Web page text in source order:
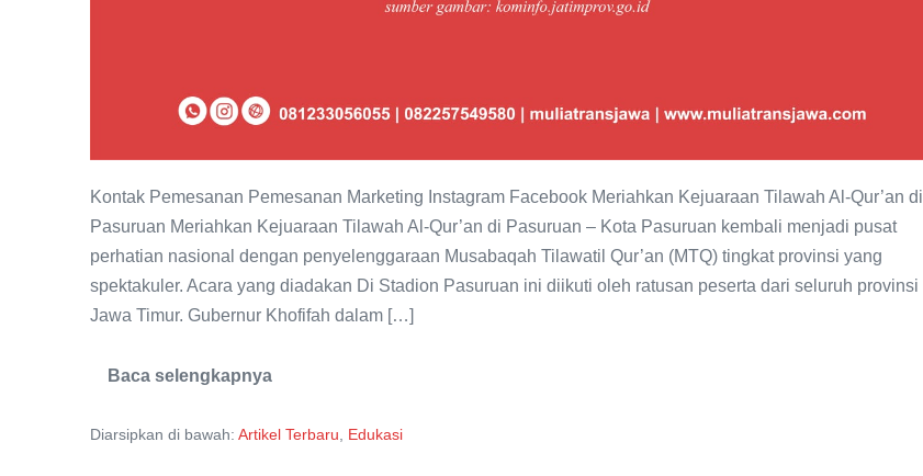
Kontak Pemesanan Pemesanan Marketing Instagram Facebook Meriahkan Kejuaraan Tilawah Al-Qur’an di
Pasuruan Meriahkan Kejuaraan Tilawah Al-Qur’an di Pasuruan – Kota Pasuruan kembali menjadi pusat
perhatian nasional dengan penyelenggaraan Musabaqah Tilawatil Qur’an (MTQ) tingkat provinsi yang
spektakuler. Acara yang diadakan Di Stadion Pasuruan ini diikuti oleh ratusan peserta dari seluruh provinsi
Jawa Timur. Gubernur Khofifah dalam […]
Baca selengkapnya
Meriahkan
Al-
Diarsipkan di bawah: Artikel Terbaru, Edukasi